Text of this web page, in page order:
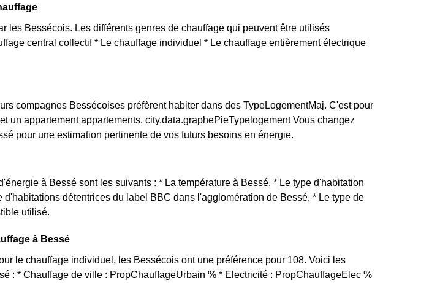
les Bessécois. Les différents genres de chauffage qui peuvent être utilisés
central collectif * Le chauffage individuel * Le chauffage entièrement électrique
compagnes Bessécoises préfèrent habiter dans des TypeLogementMaj. C'est pour
un appartement appartements. city.data.graphePieTypelogement Vous changez
pour une estimation pertinente de vos futurs besoins en énergie.
à Bessé sont les suivants : * La température à Bessé, * Le type d'habitation
d'habitations détentrices du label BBC dans l'agglomération de Bessé, * Le type de
utilisé.
à Bessé
le chauffage individuel, les Bessécois ont une préférence pour 108. Voici les
: * Chauffage de ville : PropChauffageUrbain % * Electricité : PropChauffageElec %